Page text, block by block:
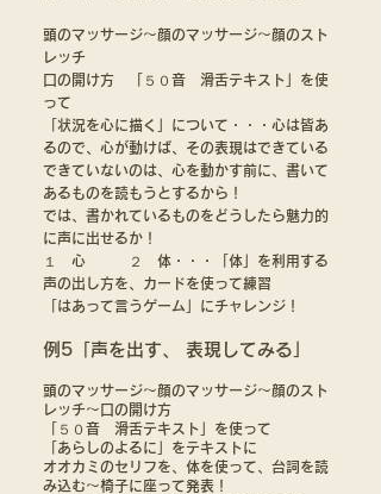
頭のマッサージ〜顔のマッサージ〜顔のスト
レッチ
口の開け方 「５０音 滑舌テキスト」を使
って
「状況を心に描く」について・・・心は皆あ
るので、心が動けば、その表現はできている
できていないのは、心を動かす前に、書いて
あるものを読もうとするから！
では、書かれているものをどうしたら魅力的
に声に出せるか！
１ 心 ２ 体・・・「体」を利用する
声の出し方を、カードを使って練習
「はあって言うゲーム」にチャレンジ！
例5「声を出す、 表現してみる」
頭のマッサージ〜顔のマッサージ〜顔のスト
レッチ〜口の開け方
「５０音 滑舌テキスト」を使って
「あらしのよるに」をテキストに
オオカミのセリフを、体を使って、台詞を読
み込む〜椅子に座って発表！